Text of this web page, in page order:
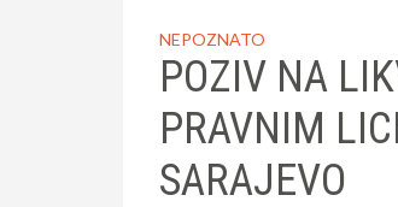
NEPOZNATO
POZIV NA
PRAVNIM
SARAJEVO